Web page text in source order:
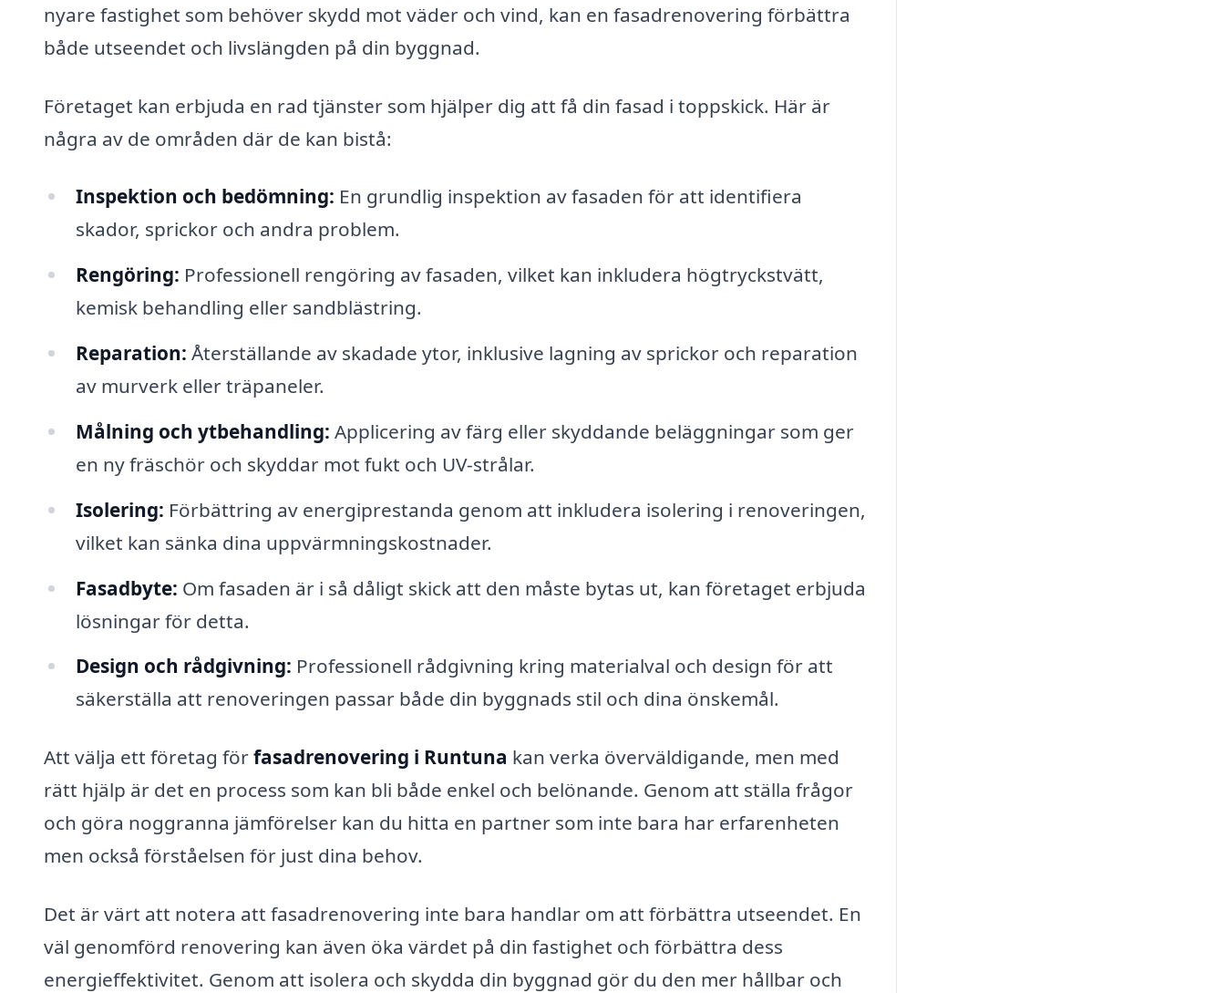
nyare fastighet som behöver skydd mot väder och vind, kan en fasadrenovering förbättra
både utseendet och livslängden på din byggnad.
Företaget kan erbjuda en rad tjänster som hjälper dig att få din fasad i toppskick. Här är
några av de områden där de kan bistå:
Inspektion och bedömning: En grundlig inspektion av fasaden för att identifiera
skador, sprickor och andra problem.
Rengöring: Professionell rengöring av fasaden, vilket kan inkludera högtryckstvätt,
kemisk behandling eller sandblästring.
Reparation: Återställande av skadade ytor, inklusive lagning av sprickor och reparation
av murverk eller träpaneler.
Målning och ytbehandling: Applicering av färg eller skyddande beläggningar som ger
en ny fräschör och skyddar mot fukt och UV-strålar.
Isolering: Förbättring av energiprestanda genom att inkludera isolering i renoveringen,
vilket kan sänka dina uppvärmningskostnader.
Fasadbyte: Om fasaden är i så dåligt skick att den måste bytas ut, kan företaget erbjuda
lösningar för detta.
Design och rådgivning: Professionell rådgivning kring materialval och design för att
säkerställa att renoveringen passar både din byggnads stil och dina önskemål.
Att välja ett företag förfasadrenovering i Runtuna kan verka överväldigande, men med
rätt hjälp är det en process som kan bli både enkel och belönande. Genom att ställa frågor
och göra noggranna jämförelser kan du hitta en partner som inte bara har erfarenheten
men också förståelsen för just dina behov.
Det är värt att notera att fasadrenovering inte bara handlar om att förbättra utseendet. En
väl genomförd renovering kan även öka värdet på din fastighet och förbättra dess
energieffektivitet. Genom att isolera och skydda din byggnad gör du den mer hållbar och